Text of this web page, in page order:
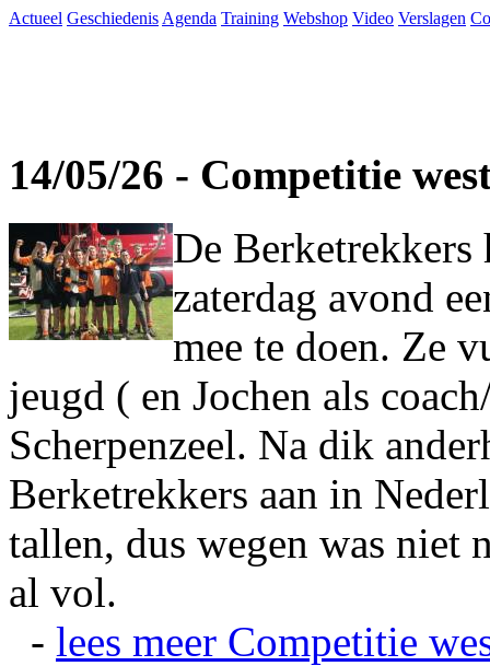
Actueel Geschiedenis Agenda Training Webshop Video Verslagen
14/05/26 - Competitie
De Berketrekkers
zaterdag avond
mee te doen. Ze
jeugd ( en Jochen als
Scherpenzeel. Na dik
Berketrekkers aan in
tallen, dus wegen was niet
al vol.
- lees meer Competitie